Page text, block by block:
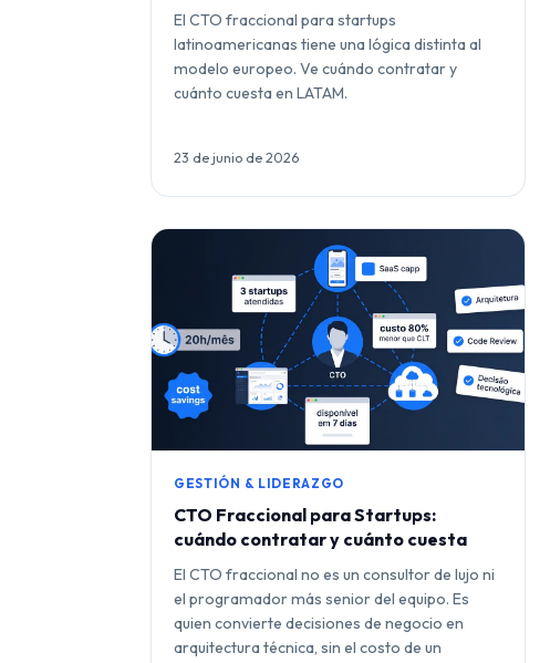
El CTO fraccional para startups
latinoamericanas tiene una lógica distinta al
modelo europeo. Ve cuándo contratar y
cuánto cuesta en LATAM.
23 de junio de 2026
GESTIÓN & LIDERAZGO
CTO Fraccional para Startups:
cuándo contratar y cuánto cuesta
El CTO fraccional no es un consultor de lujo ni
el programador más senior del equipo. Es
quien convierte decisiones de negocio en
arquitectura técnica, sin el costo de un